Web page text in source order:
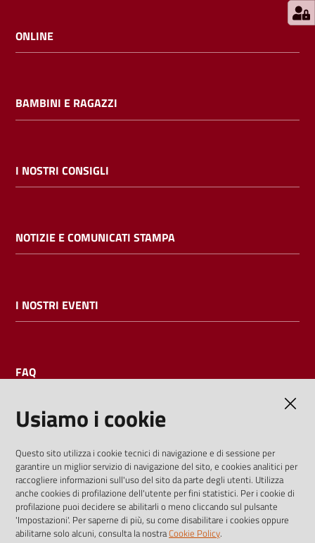
cataloghi
bibliotecario
ONLINE
BAMBINI E RAGAZZI
I NOSTRI CONSIGLI
NOTIZIE E COMUNICATI STAMPA
I NOSTRI EVENTI
FAQ
I dati personali pubblicati sono riutilizzabili solo alle condizioni
previste dalla direttiva comunitaria 2003/98/CE e dal d.lgs.
36/2006
Usiamo i cookie
Questo sito utilizza i cookie tecnici di navigazione e di sessione per
garantire un miglior servizio di navigazione del sito, e cookies analitici per
raccogliere informazioni sull'uso del sito da parte degli utenti. Utilizza
anche cookies di profilazione dell'utente per fini statistici. Per i cookie di
profilazione puoi decidere se abilitarli o meno cliccando sul pulsante
'Impostazioni'. Per saperne di più, su come disabilitare i cookies oppure
abilitarne solo alcuni, consulta la nostraCookie Policy.